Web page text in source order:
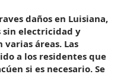
daños en Luisiana,
sin electricidad y
áreas. Las
a los residentes que
si es necesario. Se